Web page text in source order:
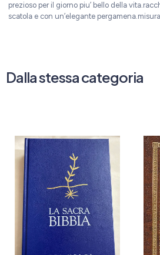
prezioso per il giorno piu’ bello della
scatola e con un’elegante
Dalla stessa categoria